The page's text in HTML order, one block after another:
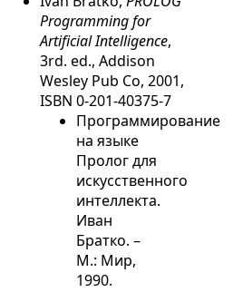
Programming for
Artificial Intelligence,
3rd. ed., Addison
Wesley Pub Co, 2001,
ISBN 0-201-40375-7
Программирование
на языке
Пролог для
искусственного
интеллекта.
Иван
Братко. –
М.: Мир,
1990.